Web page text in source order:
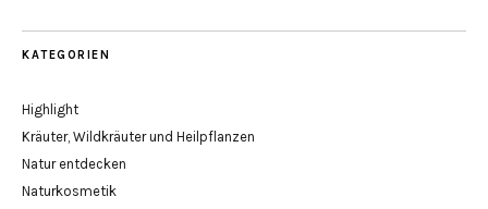
KATEGORIEN
Highlight
Kräuter, Wildkräuter und Heilpflanzen
Natur entdecken
Naturkosmetik